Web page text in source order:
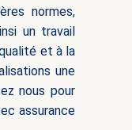
normes,
un travail
et à la
une
nous pour
assurance